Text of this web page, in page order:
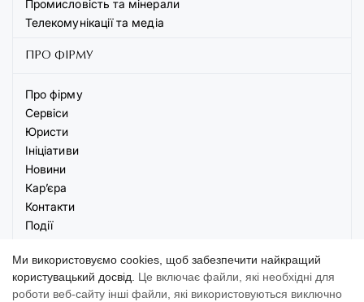
Промисловість та мінерали
Телекомунікації та медіа
ПРО ФІРМУ
Про фірму
Сервіси
Юристи
Ініціативи
Новини
Кар’єра
Контакти
Події
Ми використовуємо cookies, щоб забезпечити найкращий
користувацький досвід.
Це включає файли, які необхідні для
роботи веб-сайту інші файли, які використовуються виключно